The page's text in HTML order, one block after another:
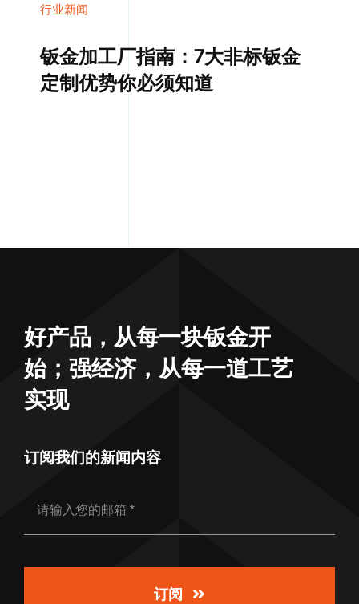
行业新闻
钣金加工厂指南：7大非标钣金
定制优势你必须知道
好产品，从每一块钣金开
始；强经济，从每一道工艺
实现
订阅我们的新闻内容
订阅